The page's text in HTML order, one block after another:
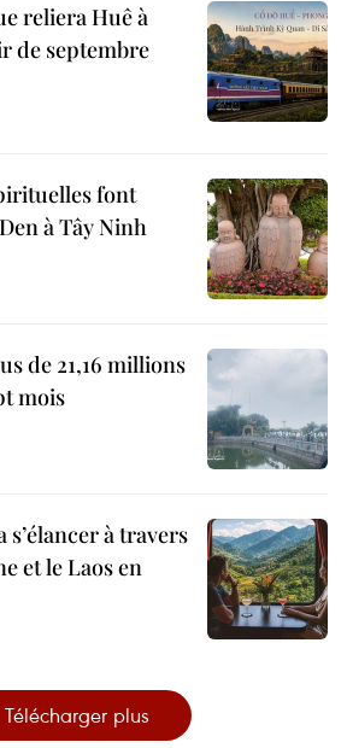
reliera Huê à
de septembre
font
à Tây Ninh
de 21,16 millions
mois
à travers
et le Laos en
Télécharger plus